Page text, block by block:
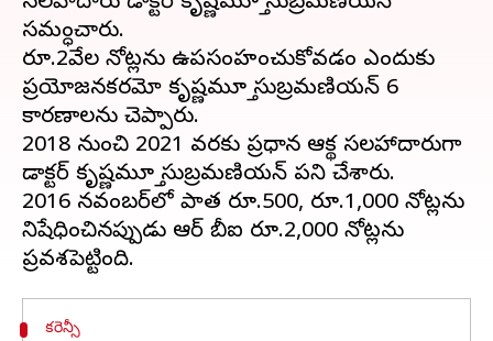
సమర్ధించారు.
రూ.2వేల నోట్లను ఉపసంహరించుకోవడం ఎందుకు
ప్రయోజనకరమో కృష్ణమూర్తి సుబ్రమణియన్ 6
కారణాలను చెప్పారు.
2018 నుంచి 2021 వరకు ప్రధాన ఆర్థిక సలహాదారుగా
డాక్టర్ కృష్ణమూర్తి సుబ్రమణియన్ పని చేశారు.
2016 నవంబర్‌లో పాత రూ.500, రూ.1,000 నోట్లను
నిషేధించినప్పుడు ఆర్ బీఐ రూ.2,000 నోట్లను
కరెన్సీ